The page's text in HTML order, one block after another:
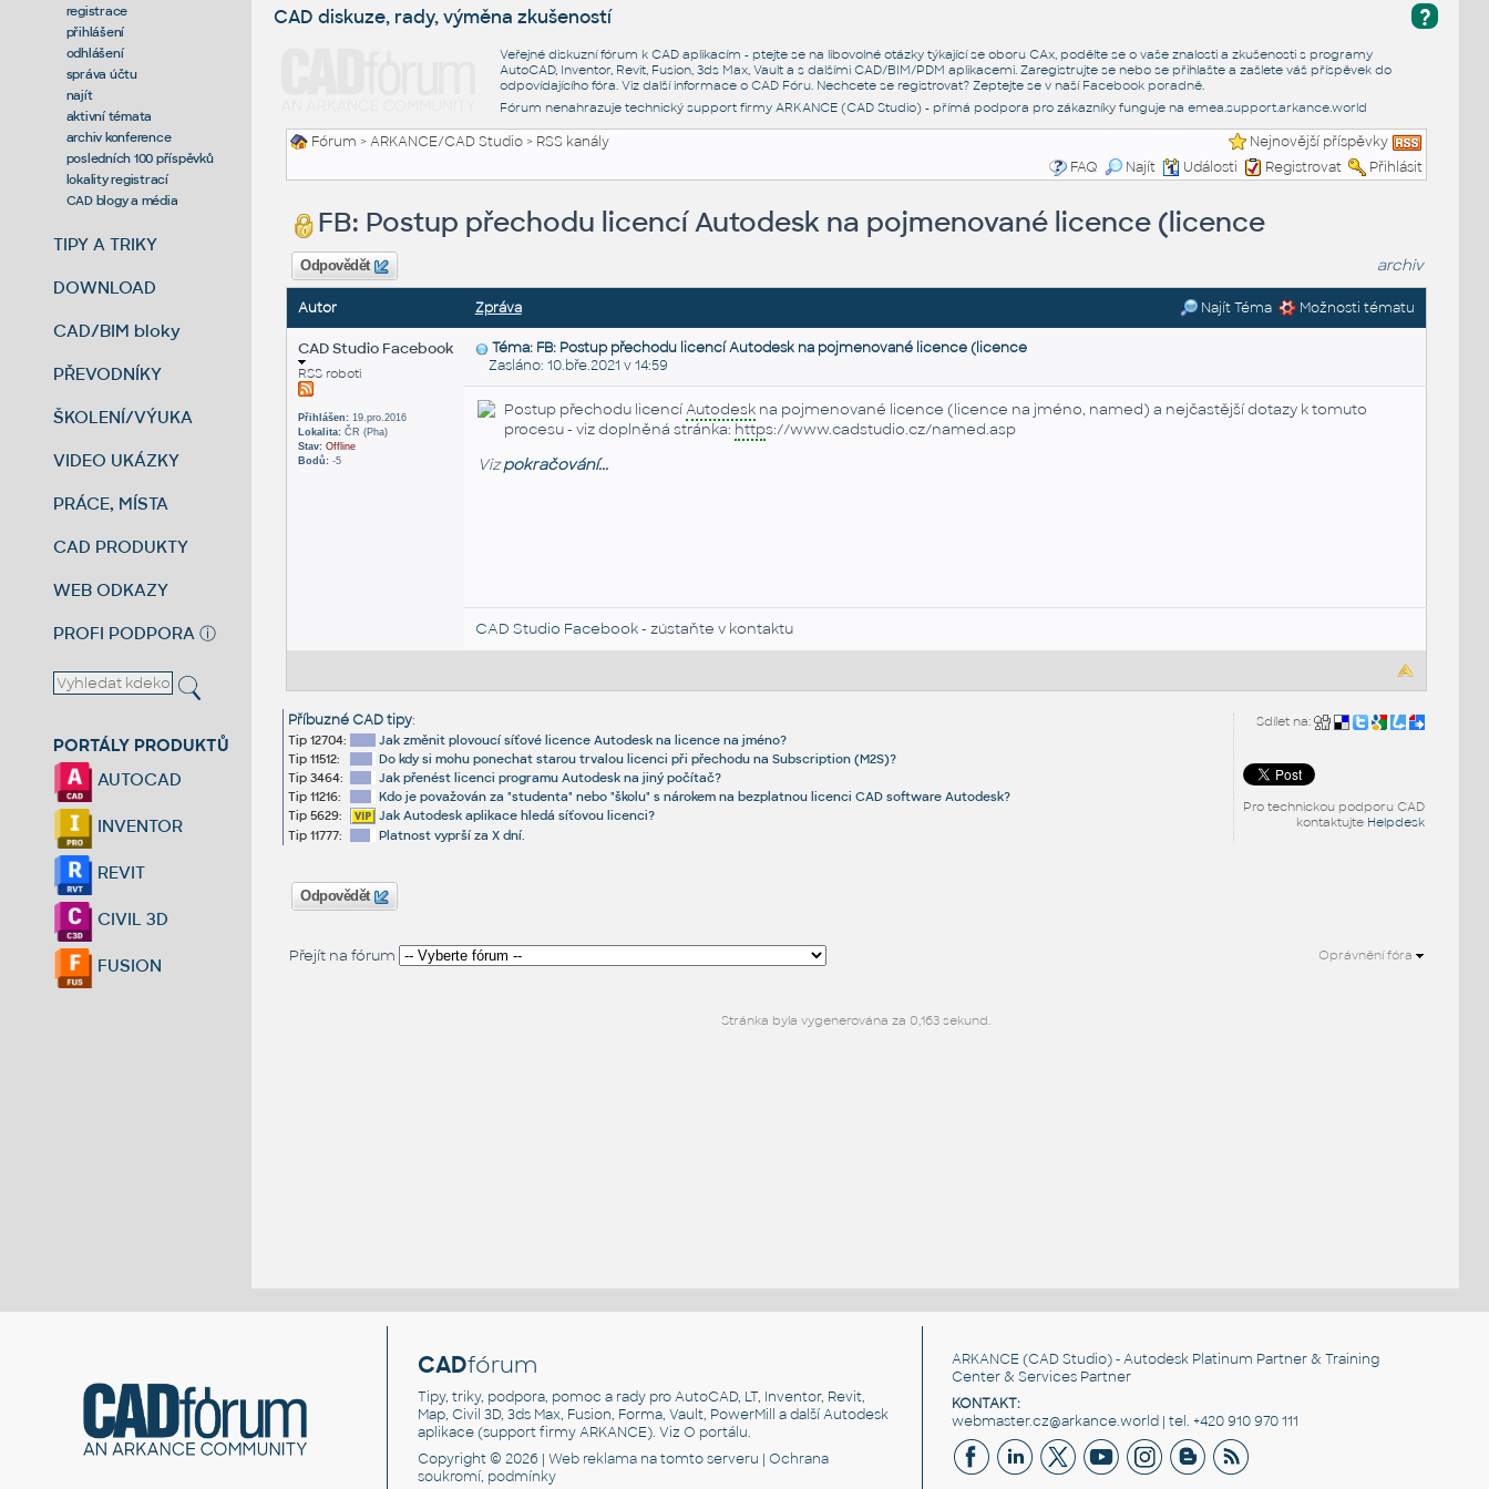
registrace
přihlášení
odhlášení
správa účtu
najít
aktivní témata
archiv konference
posledních 100 příspěvků
lokality registrací
CAD blogy a média
TIPY A TRIKY
DOWNLOAD
CAD/BIM bloky
PŘEVODNÍKY
ŠKOLENÍ/VÝUKA
VIDEO UKÁZKY
PRÁCE, MÍSTA
CAD PRODUKTY
WEB ODKAZY
PROFI PODPORA ⓘ
PORTÁLY PRODUKTŮ
AUTOCAD
INVENTOR
REVIT
CIVIL 3D
FUSION
?
CAD diskuze, rady, výměna zkušeností
Veřejné diskuzní fórum k CAD aplikacím - ptejte se na libovolné otázky týkající se oboru CAx, podělte se o vaše znalosti a zkušenosti s programy
AutoCAD, Inventor, Revit, Fusion, 3ds Max, Vault a s dalšími CAD/BIM/PDM aplikacemi. Zaregistrujte se nebo se přihlašte a zašlete váš příspěvek do
odpovídajícího fóra. Viz další informace o CAD Fóru. Nechcete se registrovat? Zeptejte se v naší Facebook poradně.
Fórum nenahrazuje technický support firmy ARKANCE (CAD Studio) - přímá podpora pro zákazníky funguje na emea.support.arkance.world
Fórum >ARKANCE/CAD Studio> RSS kanály
Nejnovější příspěvky
FAQ
Najít Události Registrovat Přihlásit
FB: Postup přechodu licencí Autodesk na pojmenované licence (licence
Odpovědět archiv
Autor Zpráva Najít Téma Možnosti tématu
CAD Studio Facebook
RSS roboti
Přihlášen:19.pro.2016
Lokalita:ČR (Pha)
Stav: Offline
Bodů:-5
Téma: FB: Postup přechodu licencí Autodesk na pojmenované licence (licence
Zasláno: 10.bře.2021 v 14:59
Postup přechodu licencíAutodeskna pojmenované licence (licence na jméno, named) a nejčastější dotazy k tomuto
procesu - viz doplněná stránka: https://www.cadstudio.cz/named.asp
Vizpokračování...
CAD Studio Facebook- zústaňte v kontaktu
Sdílet na:
Pro technickou podporu CAD
kontaktujte Helpdesk
Příbuzné CAD tipy:
Tip 12704:
Jak změnit plovoucí síťové licence Autodesk na licence na jméno?
Tip 11512:
Do kdy si mohu ponechat starou trvalou licenci při přechodu na Subscription (M2S)?
Tip 3464:
Jak přenést licenci programu Autodesk na jiný počítač?
Tip 11216:
Kdo je považován za "studenta" nebo "školu" s nárokem na bezplatnou licenci CAD software Autodesk?
Tip 5629:
Jak Autodesk aplikace hledá síťovou licenci?
Tip 11777:
Platnost vyprší za X dní.
Odpovědět
Přejít na fórum Oprávnění fóra
Stránka byla vygenerována za 0,163 sekund.
CADfórum
Tipy, triky, podpora, pomoc a rady pro AutoCAD, LT, Inventor, Revit,
Map, Civil 3D, 3ds Max, Fusion, Forma, Vault, PowerMill a další Autodesk
aplikace (support firmy ARKANCE). VizO portálu.
Copyright © 2026 |Web reklama na tomto serveru |Ochrana
soukromí, podmínky
ARKANCE (CAD Studio) - Autodesk Platinum Partner & Training
Center & Services Partner
KONTAKT:
webmaster.cz@arkance.world | tel. +420 910 970 111